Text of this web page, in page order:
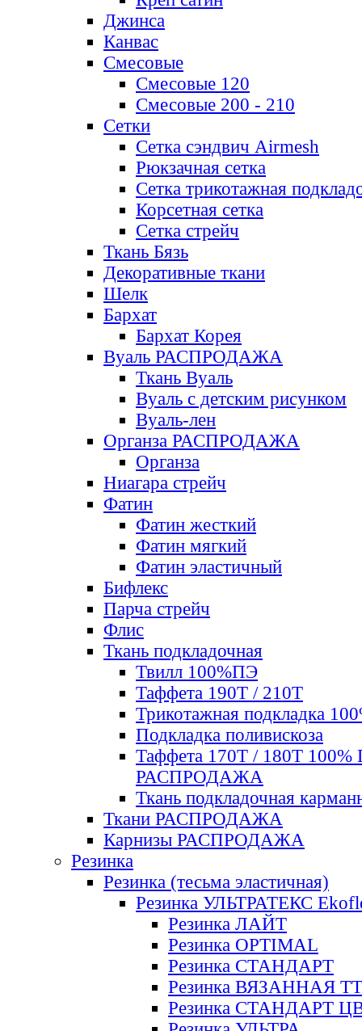
Джинса
Канвас
Смесовые
Смесовые 120
Смесовые 200 - 210
Сетки
Сетка сэндвич Airmesh
Рюкзачная сетка
Сетка трикотажная
Корсетная сетка
Сетка стрейч
Ткань Бязь
Декоративные ткани
Шелк
Бархат
Бархат Корея
Вуаль РАСПРОДАЖА
Ткань Вуаль
Вуаль с детским рисунком
Вуаль-лен
Органза РАСПРОДАЖА
Органза
Ниагара стрейч
Фатин
Фатин жесткий
Фатин мягкий
Фатин элаcтичный
Бифлекс
Парча стрейч
Флис
Ткань подкладочная
Твилл 100%ПЭ
Таффета 190Т / 210Т
Трикотажная подкладка
Подкладка поливискоза
Таффета 170Т / 180Т 100%
РАСПРОДАЖА
Ткань подкладочная
Ткани РАСПРОДАЖА
Карнизы РАСПРОДАЖА
Резинка
Резинка (тесьма эластичная)
Резинка УЛЬТРАТЕКС
Резинка ЛАЙТ
Резинка OPTIMAL
Резинка СТАНДАРТ
Резинка ВЯЗАННАЯ ТТ
Резинка СТАНДАРТ